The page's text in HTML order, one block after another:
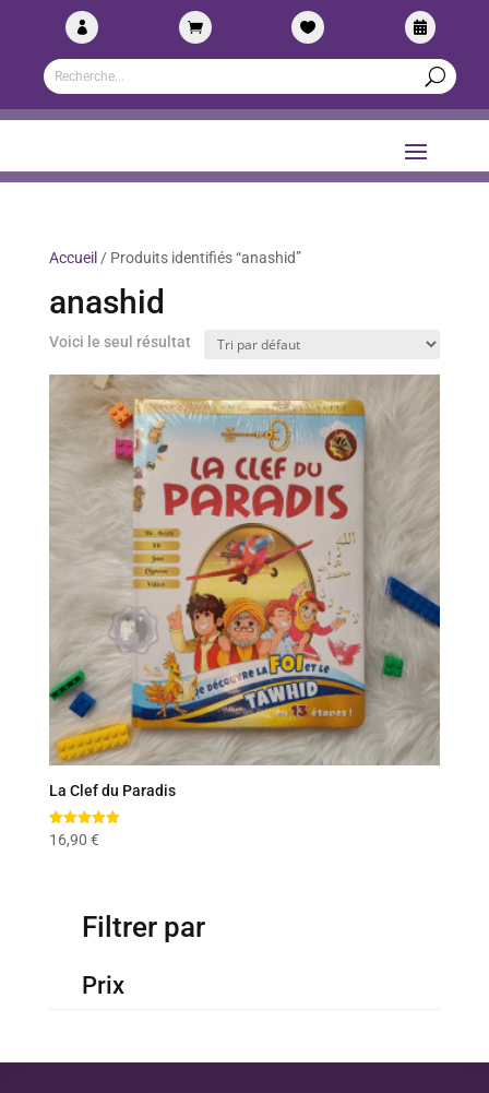
   
Accueil / Produits identifiés “anashid”
anashid
Voici le seul résultat
La Clef du Paradis
Note
5.00
16,90 €
Filtrer par
Prix